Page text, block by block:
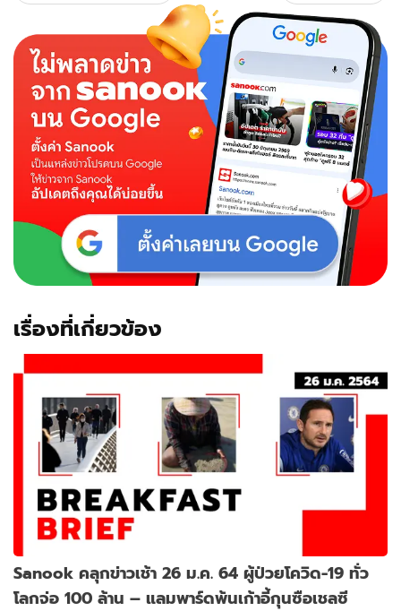
เรื่องที่เกี่ยวข้อง
Sanook คลุกข่าวเช้า 26 ม.ค. 64 ผู้ป่วยโควิด-19 ทั่ว
โลกจ่อ 100 ล้าน – แลมพาร์ดพ้นเก้าอี้กุนซือเชลซี